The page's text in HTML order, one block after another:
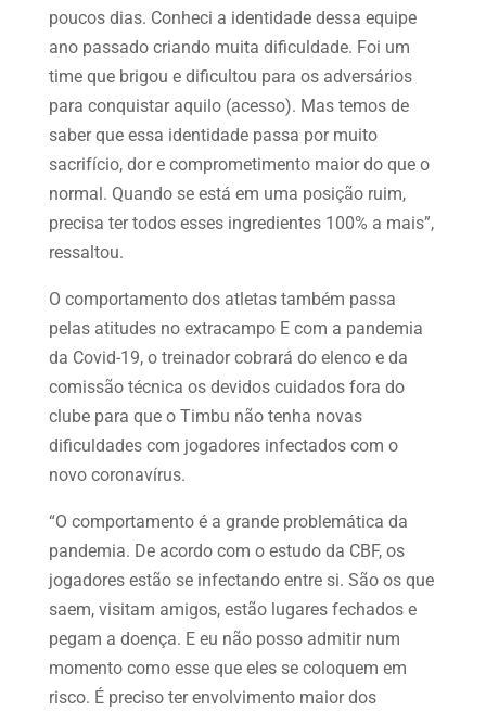
poucos dias. Conheci a identidade dessa equipe
ano passado criando muita dificuldade. Foi um
time que brigou e dificultou para os adversários
para conquistar aquilo (acesso). Mas temos de
saber que essa identidade passa por muito
sacrifício, dor e comprometimento maior do que o
normal. Quando se está em uma posição ruim,
precisa ter todos esses ingredientes 100% a mais”,
ressaltou.
O comportamento dos atletas também passa
pelas atitudes no extracampo E com a pandemia
da Covid-19, o treinador cobrará do elenco e da
comissão técnica os devidos cuidados fora do
clube para que o Timbu não tenha novas
dificuldades com jogadores infectados com o
novo coronavírus.
“O comportamento é a grande problemática da
pandemia. De acordo com o estudo da CBF, os
jogadores estão se infectando entre si. São os que
saem, visitam amigos, estão lugares fechados e
pegam a doença. E eu não posso admitir num
momento como esse que eles se coloquem em
risco. É preciso ter envolvimento maior dos